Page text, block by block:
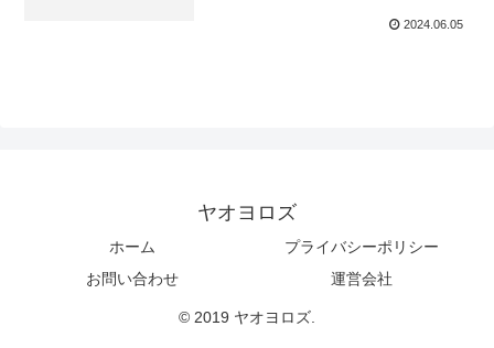
2024.06.05
ヤオヨロズ
ホーム
プライバシーポリシー
お問い合わせ
運営会社
© 2019 ヤオヨロズ.